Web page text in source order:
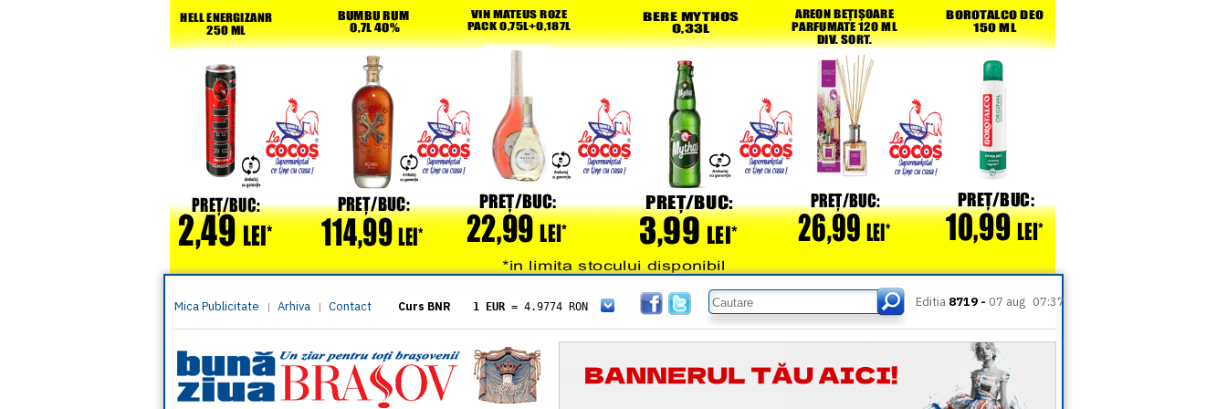
Mica Publicitate | Arhiva | Contact Curs BNR 1 EUR = 4.9774 RON
= 5.8304 RON
1 XAU= 464.4611 RON
1 AED= 1.1933 RON
1 AUD= 2.7957 RON
1 BGN= 2.5449 RON
Editia 8719 - 07 aug 07:37